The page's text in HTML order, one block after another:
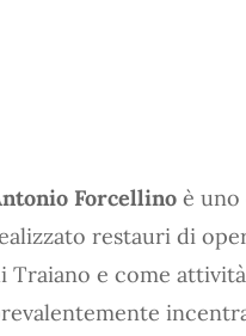
Forcellino è uno
restauri di
Traiano e come